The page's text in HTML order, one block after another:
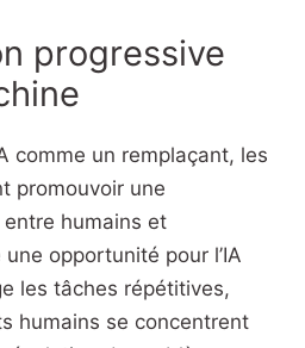
progressive
comme un remplaçant, les
promouvoir une
humains et
opportunité pour l’IA
les tâches répétitives,
humains se concentrent